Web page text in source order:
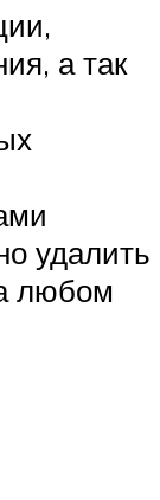
а так
удалить
любом